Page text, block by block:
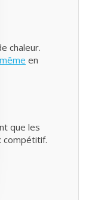
chaleur.
en
que les
compétitif.